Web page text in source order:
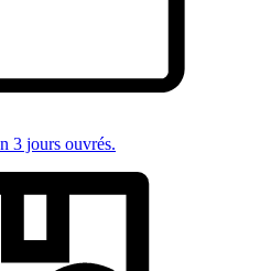
3 jours ouvrés.